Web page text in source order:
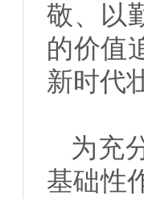
敬、以
的价值
新时代
为充
基础性